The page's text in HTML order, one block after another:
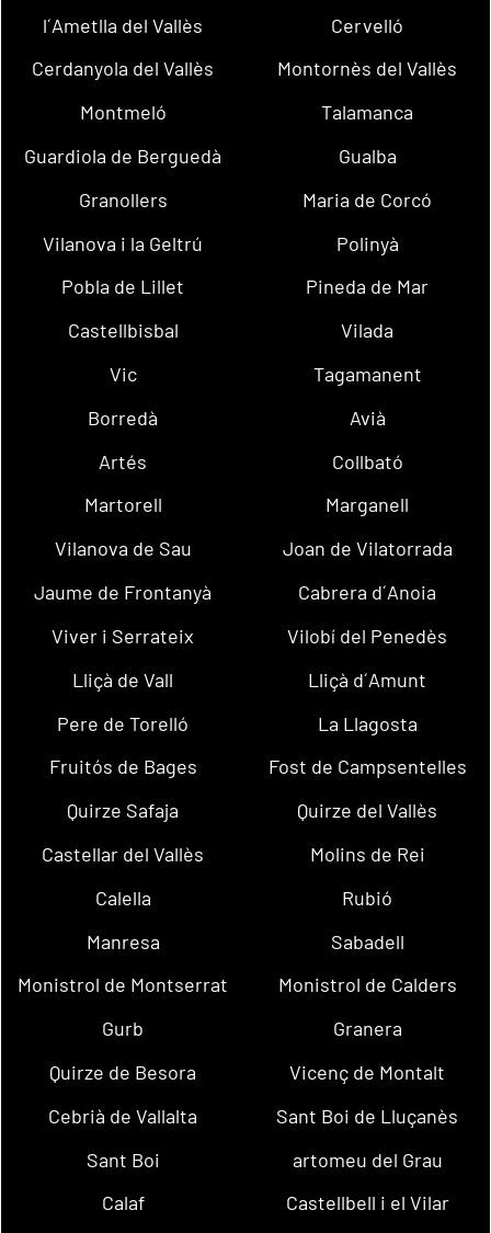
l´Ametlla del Vallès
Cervelló
Cerdanyola del Vallès
Montornès del Vallès
Montmeló
Talamanca
Guardiola de Berguedà
Gualba
Granollers
Maria de Corcó
Vilanova i la Geltrú
Polinyà
Pobla de Lillet
Pineda de Mar
Castellbisbal
Vilada
Vic
Tagamanent
Borredà
Avià
Artés
Collbató
Martorell
Marganell
Vilanova de Sau
Joan de Vilatorrada
Jaume de Frontanyà
Cabrera d´Anoia
Viver i Serrateix
Vilobí del Penedès
Lliçà de Vall
Lliçà d´Amunt
Pere de Torelló
La Llagosta
Fruitós de Bages
Fost de Campsentelles
Quirze Safaja
Quirze del Vallès
Castellar del Vallès
Molins de Rei
Calella
Rubió
Manresa
Sabadell
Monistrol de Montserrat
Monistrol de Calders
Gurb
Granera
Quirze de Besora
Vicenç de Montalt
Cebrià de Vallalta
Sant Boi de Lluçanès
Sant Boi
artomeu del Grau
Calaf
Castellbell i el Vilar